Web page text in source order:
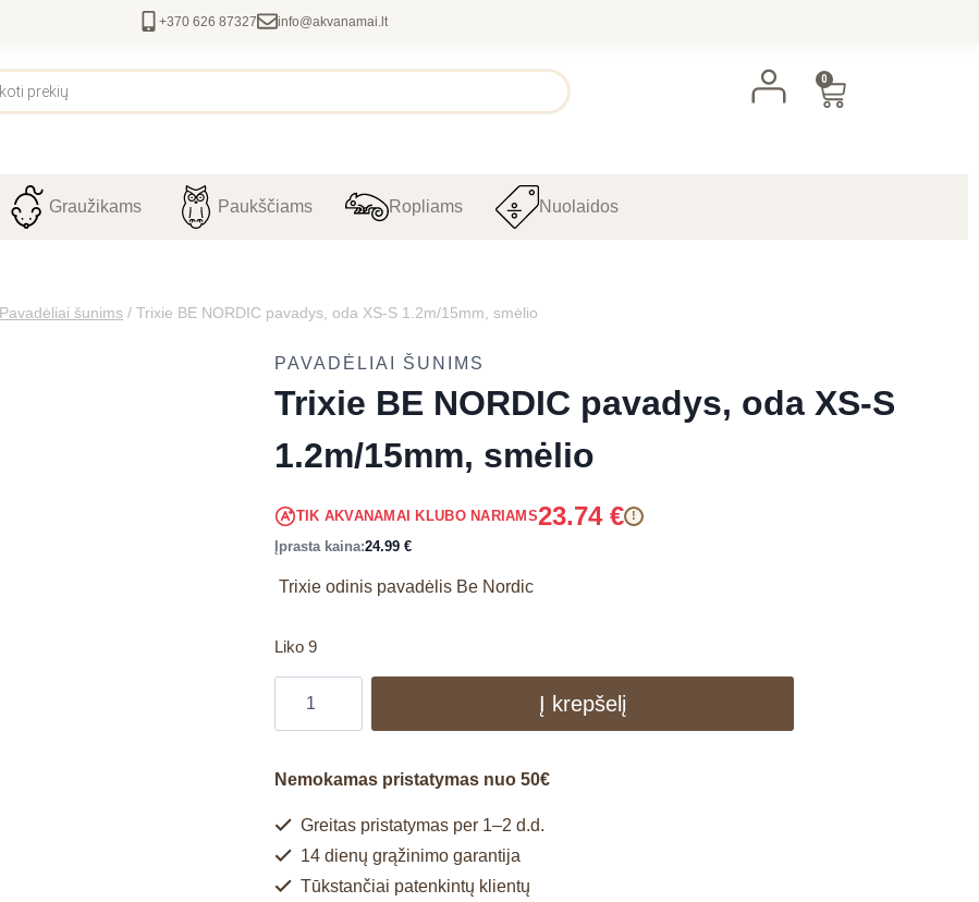
+370 626 87327 info@akvanamai.lt
0
Graužikams Paukščiams Ropliams Nuolaidos
Pavadėliai šunims / Trixie BE NORDIC pavadys, oda XS-S 1.2m/15mm, smėlio
PAVADĖLIAI ŠUNIMS
Trixie BE NORDIC pavadys, oda XS-S
1.2m/15mm, smėlio
TIK AKVANAMAI KLUBO NARIAMS23.74 € !
Įprasta kaina:24.99 €
Trixie odinis pavadėlis Be Nordic
Liko 9
Į krepšelį
Nemokamas pristatymas nuo 50€
Greitas pristatymas per 1–2 d.d.
14 dienų grąžinimo garantija
Tūkstančiai patenkintų klientų